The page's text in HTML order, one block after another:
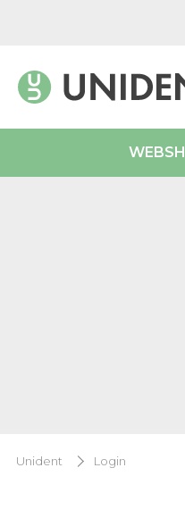
Unident Login